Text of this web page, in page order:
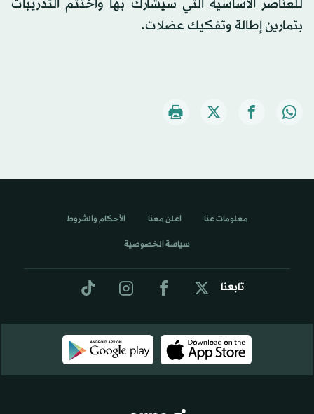
للعناصر الأساسية التي سيشارك بها واختتم التدريبات
بتمارين إطالة وتفكيك عضلات.
تابعنا
معلومات عنا اعلن معنا الأحكام والشروط
سياسة الخصوصية